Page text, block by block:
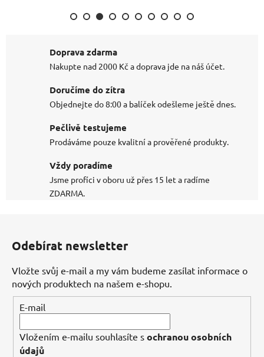
Doprava zdarma
Nakupte nad 2000 Kč a doprava jde na náš účet.
Doručíme do zítra
Objednejte do 8:00 a balíček odešleme ještě dnes.
Pečlivě testujeme
Prodáváme pouze kvalitní a prověřené produkty.
Vždy poradíme
Jsme profíci v oboru už přes 15 let a radíme
ZDARMA.
Odebírat newsletter
Vložte svůj e-mail a my vám budeme zasílat informace o
nových produktech na našem e-shopu.
E-mail
Vložením e-mailu souhlasíte s ochranou osobních
údajů